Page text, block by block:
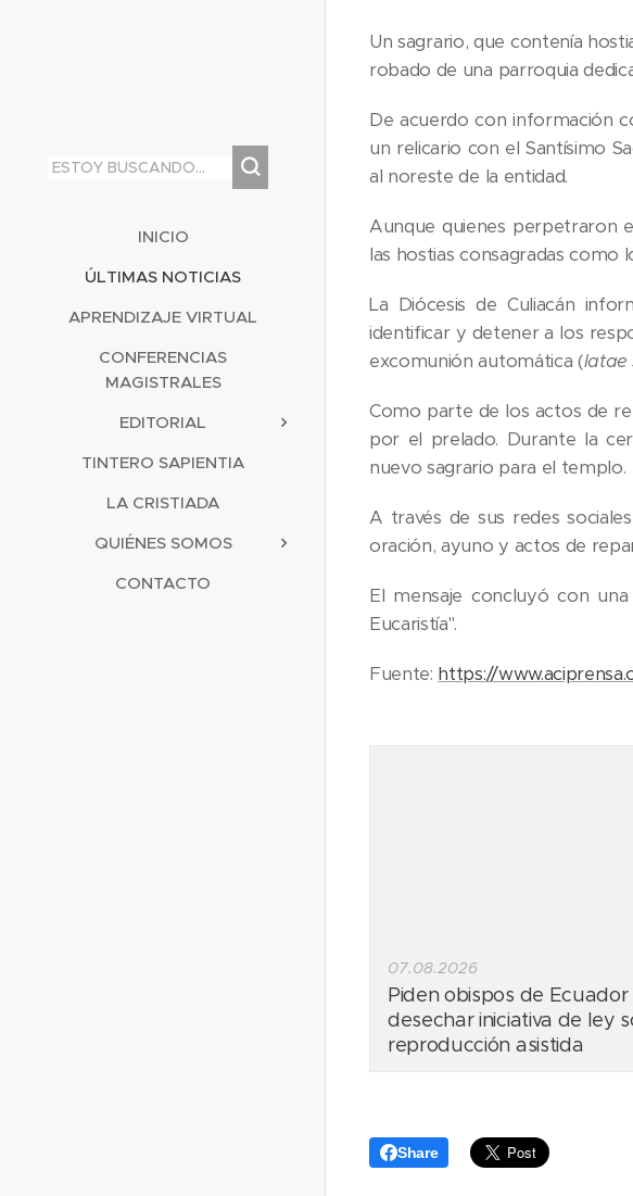
INICIO
ÚLTIMAS NOTICIAS
APRENDIZAJE VIRTUAL
CONFERENCIAS
MAGISTRALES
EDITORIAL
TINTERO SAPIENTIA
LA CRISTIADA
QUIÉNES SOMOS
CONTACTO
Un sagrario, que contenía
robado de una parroquia
De acuerdo con información
un relicario con el Santísimo
al noreste de la entidad.
Aunque quienes perpetraron
las hostias consagradas como
La Diócesis de Culiacán
identificar y detener a los
excomunión automática (latae
Como parte de los actos de
por el prelado. Durante la
nuevo sagrario para el templo.
A través de sus redes
oración, ayuno y actos de
El mensaje concluyó con
Eucaristía".
Fuente: https://
07.08.2026
Piden obispos de Ecuador
desechar iniciativa de ley
reproducción asistida
Share